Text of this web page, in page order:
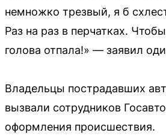
немножко трезвый, я б
Раз на раз в перчатках.
голова отпала!» — заявил
Владельцы пострадавших
вызвали сотрудников
оформления происшествия.